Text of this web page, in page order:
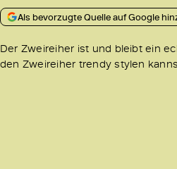
Als bevorzugte Quelle auf Google
Der Zweireiher ist und bleibt ein
den Zweireiher trendy stylen